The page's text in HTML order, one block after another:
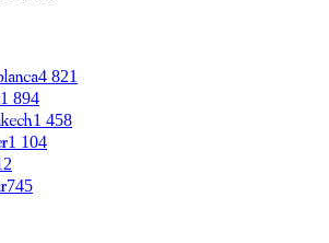
4 821
1 894
1 458
1 104
745